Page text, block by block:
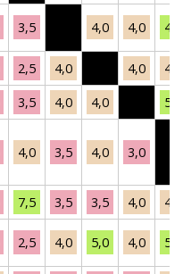
3,5 4,0 4,0 4,5
2,5 4,0 4,0
4,0
3,5 4,0 4,0 5,0
4,0 3,5 4,0 3,0
7,5 3,5 3,5 4,0 4,0
2,5 4,0 5,0 4,0 5,0